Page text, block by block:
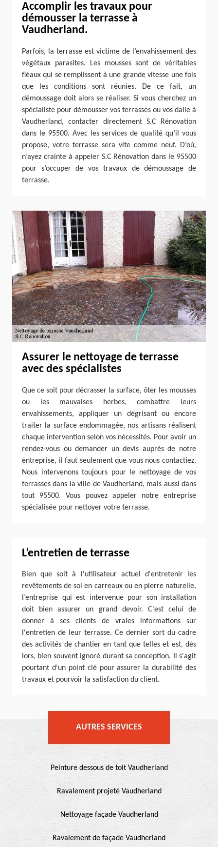
Accomplir les travaux pour
démousser la terrasse à
Vaudherland.
Parfois, la terrasse est victime de l’envahissement des
végétaux parasites. Les mousses sont de véritables
fléaux qui se remplissent à une grande vitesse une fois
que les conditions sont réunies. De ce fait, un
démoussage doit alors se réaliser. Si vous cherchez un
spécialiste pour démousser vos terrasses ou vos dalle à
Vaudherland, contacter directement S.C Rénovation
dans le 95500. Avec les services de qualité qu’il vous
propose, votre terrasse sera vite comme neuf. D’où,
n’ayez crainte à appeler S.C Rénovation dans le 95500
pour s’occuper de vos travaux de démoussage de
terrasse.
Assurer le nettoyage de terrasse
avec des spécialistes
Que ce soit pour décrasser la surface, ôter les mousses
ou les mauvaises herbes, combattre leurs
envahissements, appliquer un dégrisant ou encore
traiter la surface endommagée, nos artisans réalisent
chaque intervention selon vos nécessités. Pour avoir un
rendez-vous ou demander un devis auprès de notre
entreprise, il faut seulement que vous nous contactiez.
Nous intervenons toujours pour le nettoyage de vos
terrasses dans la ville de Vaudherland, mais aussi dans
tout 95500. Vous pouvez appeler notre entreprise
spécialisée pour nettoyer votre terrasse.
L’entretien de terrasse
Bien que soit à l'utilisateur actuel d'entretenir les
revêtements de sol en carreaux ou en pierre naturelle,
l’entreprise qui est intervenue pour son installation
doit bien assurer un grand devoir. C’est celui de
donner à ses clients de vraies informations sur
l'entretien de leur terrasse. Ce dernier sort du cadre
des activités de chantier en tant que telles et est, dès
lors, bien souvent ignoré durant sa conception. Il s'agit
pourtant d'un point clé pour assurer la durabilité des
travaux et pourvoir la satisfaction du client.
AUTRES SERVICES
Peinture dessous de toit Vaudherland
Ravalement projeté Vaudherland
Nettoyage façade Vaudherland
Ravalement de façade Vaudherland